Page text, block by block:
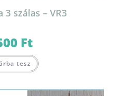
3 szálas – VR3
Ft
tesz